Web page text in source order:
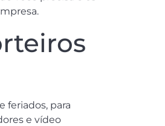
feriados, para
e vídeo